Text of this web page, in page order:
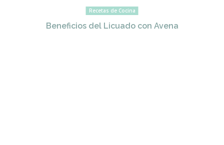
Recetas de Cocina
Beneficios del Licuado con Avena